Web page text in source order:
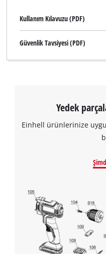
Kullanım Kılavuzu (PDF)
Güvenlik Tavsiyesi (PDF)
Yedek
Einhell ürünlerinize